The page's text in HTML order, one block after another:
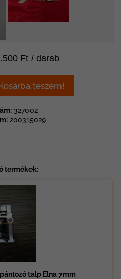
Ft / darab
327002
200315029
termékek:
talp Elna 7mm